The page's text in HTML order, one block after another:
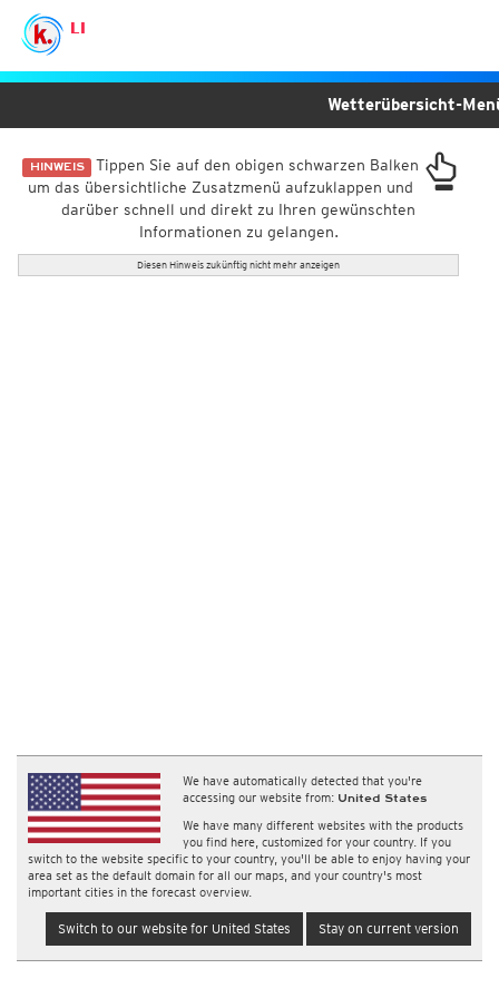
LI
HINWEIS Tippen Sie auf den obigen schwarzen Balken
um das übersichtliche Zusatzmenü aufzuklappen und
darüber schnell und direkt zu Ihren gewünschten
Informationen zu gelangen.
Diesen Hinweis zukünftig nicht mehr anzeigen
We have automatically detected that you're
accessing our website from: United States
We have many different websites with the products
you find here, customized for your country. If you
switch to the website specific to your country, you'll be able to enjoy having your
area set as the default domain for all our maps, and your country's most
important cities in the forecast overview.
Switch to our website for United States Stay on current version
Wetterübersicht-